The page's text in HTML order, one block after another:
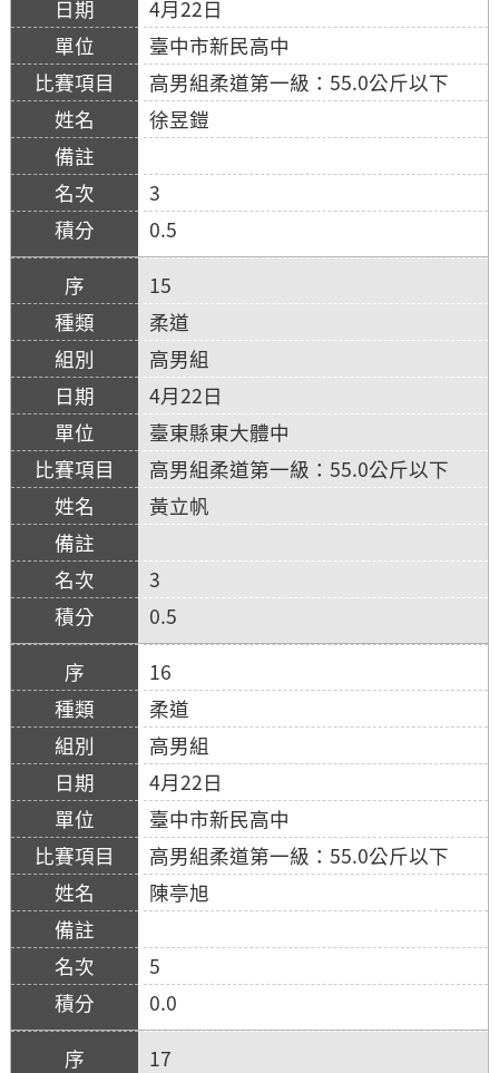
4月22日
臺中市新民高中
高男組柔道第一級：55.0公斤以下
徐昱鎧
3
0.5
15
柔道
高男組
4月22日
臺東縣東大體中
高男組柔道第一級：55.0公斤以下
黃立帆
3
0.5
16
柔道
高男組
4月22日
臺中市新民高中
高男組柔道第一級：55.0公斤以下
陳亭旭
5
0.0
17